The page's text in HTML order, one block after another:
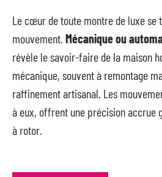
Le cœur de toute montre de luxe se
mouvement. Mécanique ou
révèle le savoir-faire de la maison
mécanique, souvent à remontage
raffinement artisanal. Les
à eux, offrent une précision accrue
à rotor.